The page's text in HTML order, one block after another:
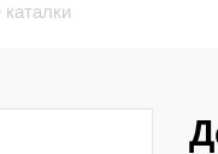
каталки